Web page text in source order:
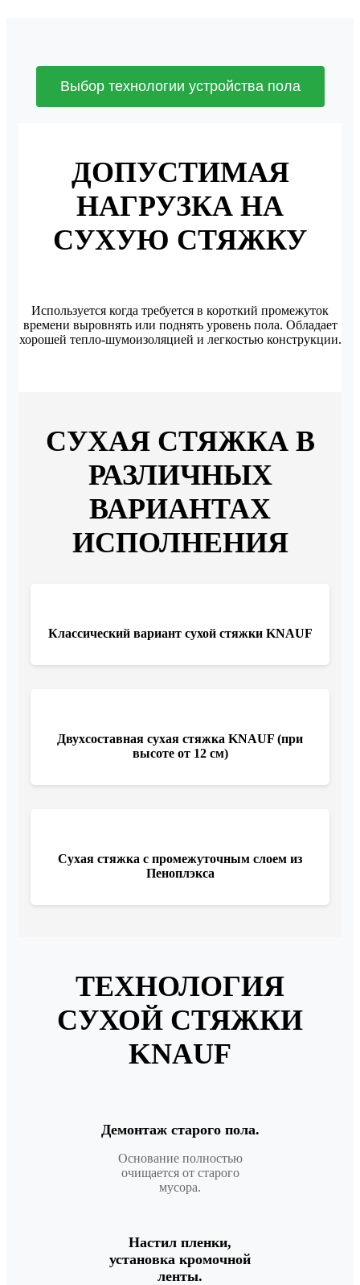
Выбор технологии устройства пола
ДОПУСТИМАЯ
НАГРУЗКА НА
СУХУЮ СТЯЖКУ
Используется когда требуется в короткий промежуток
времени выровнять или поднять уровень пола. Обладает
хорошей тепло-шумоизоляцией и легкостью конструкции.
СУХАЯ СТЯЖКА В
РАЗЛИЧНЫХ
ВАРИАНТАХ
ИСПОЛНЕНИЯ
Классический вариант сухой стяжки KNAUF
Двухсоставная сухая стяжка KNAUF (при
высоте от 12 см)
Сухая стяжка с промежуточным слоем из
Пеноплэкса
ТЕХНОЛОГИЯ
СУХОЙ СТЯЖКИ
KNAUF
Демонтаж старого пола.
Основание полностью
очищается от старого
мусора.
Настил пленки,
установка кромочной
ленты.